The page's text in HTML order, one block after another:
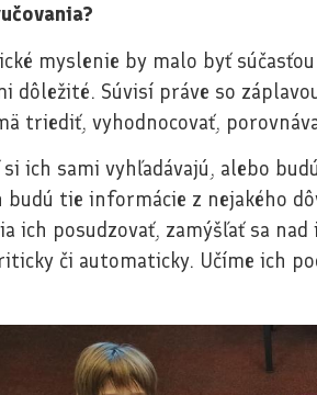
myslenie by malo byť
dôležité. Súvisí práve so
triediť, vyhodnocovať,
si ich sami vyhľadávajú, alebo
budú tie informácie z nejakého
ich posudzovať, zamýšľať sa
či automaticky. Učíme ich